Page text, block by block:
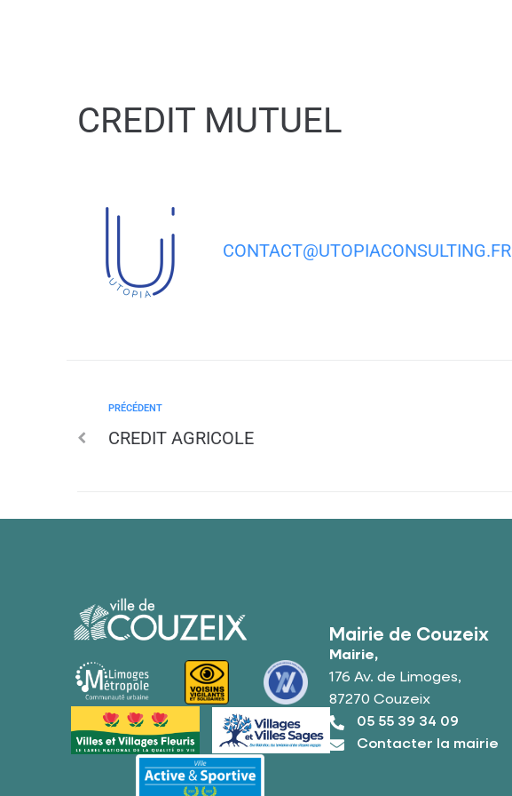
CREDIT MUTUEL
CONTACT@UTOPIACONSULTING.FR
PRÉCÉDENT
CREDIT AGRICOLE
Mairie de Couzeix
Mairie,
176 Av. de Limoges,
87270 Couzeix
05 55 39 34 09
Contacter la mairie